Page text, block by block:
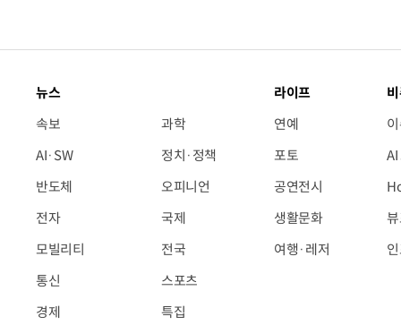
뉴스
속보
AI·SW
반도체
전자
모빌리티
통신
경제
과학
정치·정책
오피니언
국제
전국
스포츠
특집
라이프
연예
포토
공연전시
생활문화
여행·레저